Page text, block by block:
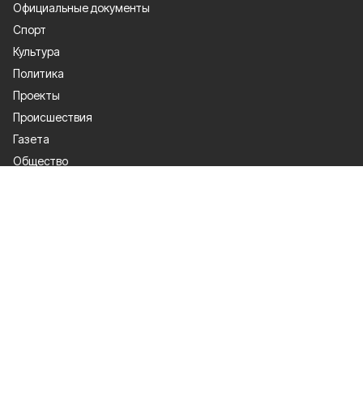
Официальные документы
Спорт
Культура
Политика
Проекты
Происшествия
Газета
Общество